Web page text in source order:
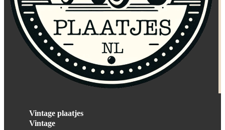
Vintage plaatjes
Vintage